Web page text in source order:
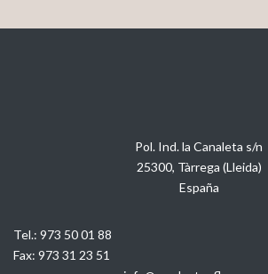
Pol. Ind. la Canaleta s/n
25300, Tàrrega (Lleida)
España
Tel.: 973 50 01 88
Fax: 973 31 23 51